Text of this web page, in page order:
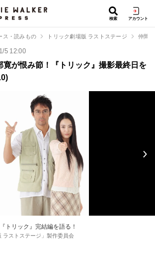
検索 アカウント
ス・読みもの トリック劇場版 ラストステージ 仲間
5 12:00
寛が恨み節！『トリック』撮影最終日を
トリック』完結編を語る！
ラストステージ」製作委員会